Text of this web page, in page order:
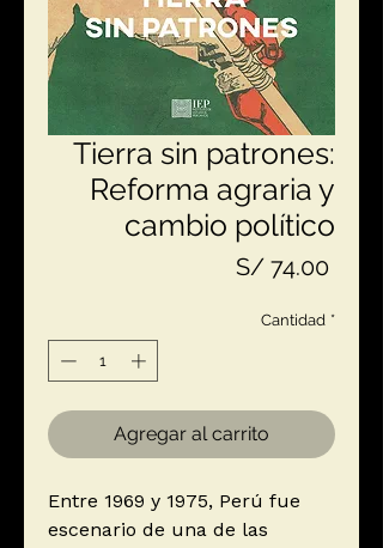
Tierra sin patrones:
Reforma agraria y
cambio político
S/ 74.00Precio
Cantidad *
Agregar al carrito
Entre 1969 y 1975, Perú fue
escenario de una de las